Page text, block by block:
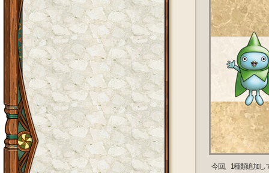
今回、1種類追加し